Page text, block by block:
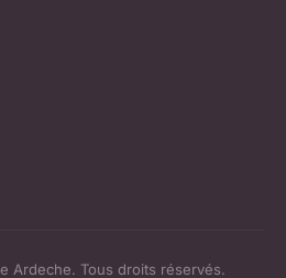
Ardeche. Tous droits réservés.